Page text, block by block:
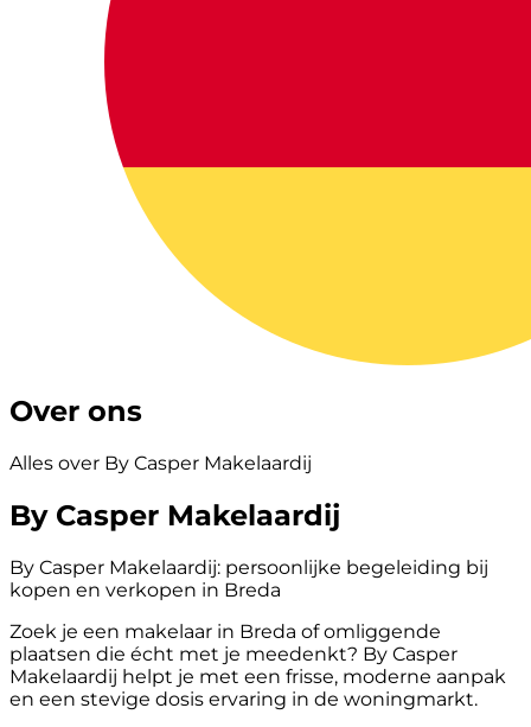
Over ons
Alles over By Casper Makelaardij
By Casper Makelaardij
By Casper Makelaardij: persoonlijke begeleiding bij
kopen en verkopen in Breda
Zoek je een makelaar in Breda of omliggende
plaatsen die écht met je meedenkt? By Casper
Makelaardij helpt je met een frisse, moderne aanpak
en een stevige dosis ervaring in de woningmarkt.